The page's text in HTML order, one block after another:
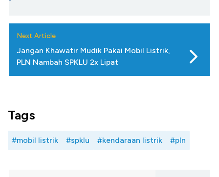
Next Article
Jangan Khawatir Mudik Pakai Mobil Listrik,
PLN Nambah SPKLU 2x Lipat
Tags
#mobil listrik #spklu #kendaraan listrik #pln